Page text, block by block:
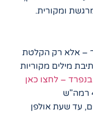
ומקורית.
– אלא רק הקלטת
מילים מקוריות
– לחצו כאן
1-2 אנשים, עד שעת אולפן